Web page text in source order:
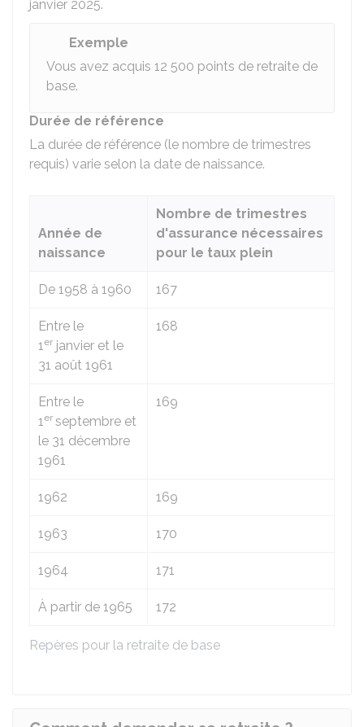
janvier 2025.
Exemple
Vous avez acquis 12 500 points de retraite de
base.
Durée de référence
La durée de référence (le nombre de trimestres
requis) varie selon la date de naissance.
Repères pour la retraite de base
Année de
naissance
Nombre de trimestres
d'assurance nécessaires
pour le taux plein
De 1958 à 1960 167
Entre le
1er janvier et le
31 août 1961
168
Entre le
1er septembre et
le 31 décembre
1961
169
1962 169
1963 170
1964 171
À partir de 1965 172